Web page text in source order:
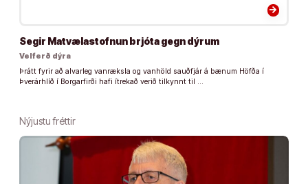
arrow_forward
Segir Matvælastofnun brjóta gegn dýrum
Velferð dýra
Þrátt fyrir að alvarleg vanræksla og vanhöld sauðfjár á bænum Höfða í
Þverárhlíð í Borgarfirði hafi ítrekað verið tilkynnt til …
Nýjustu fréttir